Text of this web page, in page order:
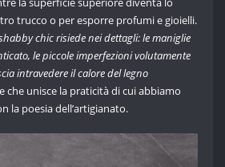
trucco o per esporre profumi e gioielli.
chic risiede nei dettagli: le maniglie
le piccole imperfezioni volutamente
intravedere il calore del legno
che unisce la praticità di cui abbiamo
la poesia dell’artigianato.